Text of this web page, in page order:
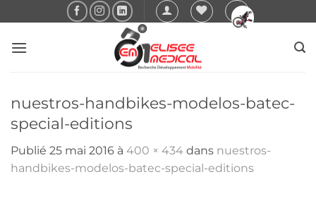
au
contenu
nuestros-handbikes-modelos-batec-
special-editions
Publié 25 mai 2016 à 400 × 434 dans nuestros-
handbikes-modelos-batec-special-editions